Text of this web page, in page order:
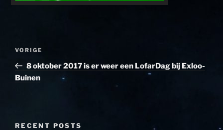
Bericht
Vorig
bericht
VORIGE
8 oktober 2017 is er weer een LofarDag bij Exloo-
Buinen
RECENT POSTS